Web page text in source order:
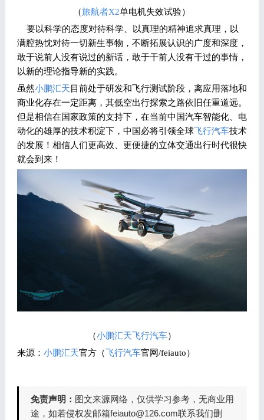
（旅航者X2单电机失效试验）
要以科学的态度对待科学、以真理的精神追求真理，以
满腔热忱对待一切新生事物，不断拓展认识的广度和深度，
敢于说前人没有说过的新话，敢于干前人没有干过的事情，
以新的理论指导新的实践。
虽然小鹏汇天 目前处于研发和飞行测试阶段，离应用落地和
商业化存在一定距离，其低空出行探索之路依旧任重道远。
但是相信在国家政策的支持下，在当前中国汽车智能化、电
动化的雄厚的技术积淀下，中国必将引领全球飞行汽车技术
的发展！相信人们更高效、更便捷的立体交通出行时代很快
就会到来！
（小鹏汇天飞行汽车）
来源： 小鹏汇天官方（飞行汽车官网/feiauto）
免责声明： 图文来源网络，仅供学习参考，无商业用
途，如若侵权发邮箱feiauto@126.com联系我们删